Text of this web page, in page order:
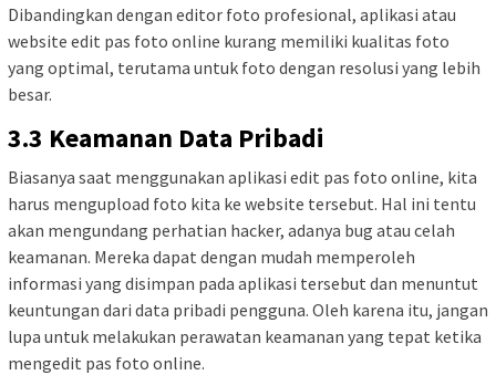
Dibandingkan dengan editor foto profesional, aplikasi atau
website edit pas foto online kurang memiliki kualitas foto
yang optimal, terutama untuk foto dengan resolusi yang lebih
besar.
3.3 Keamanan Data Pribadi
Biasanya saat menggunakan aplikasi edit pas foto online, kita
harus mengupload foto kita ke website tersebut. Hal ini tentu
akan mengundang perhatian hacker, adanya bug atau celah
keamanan. Mereka dapat dengan mudah memperoleh
informasi yang disimpan pada aplikasi tersebut dan menuntut
keuntungan dari data pribadi pengguna. Oleh karena itu, jangan
lupa untuk melakukan perawatan keamanan yang tepat ketika
mengedit pas foto online.